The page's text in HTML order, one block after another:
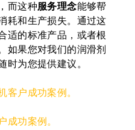
，而这种服务理念能够帮
耗和生产损失。通过这
适的标准产品，或者根
如果您对我们的润滑剂
时为您提供建议。
客户成功案例。
成功案例。